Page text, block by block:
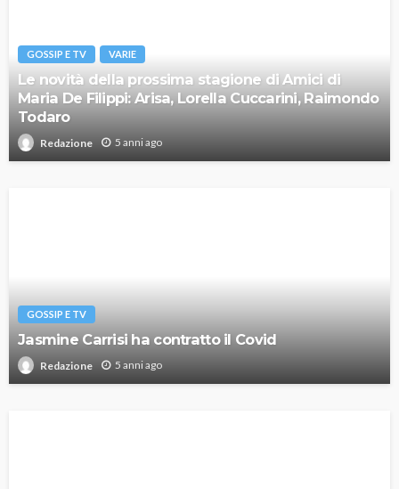
GOSSIP E TV VARIE
Le novità della prossima stagione di Amici di
Maria De Filippi: Arisa, Lorella Cuccarini, Raimondo
Todaro
Redazione 5 anni ago
GOSSIP E TV
Jasmine Carrisi ha contratto il Covid
Redazione 5 anni ago